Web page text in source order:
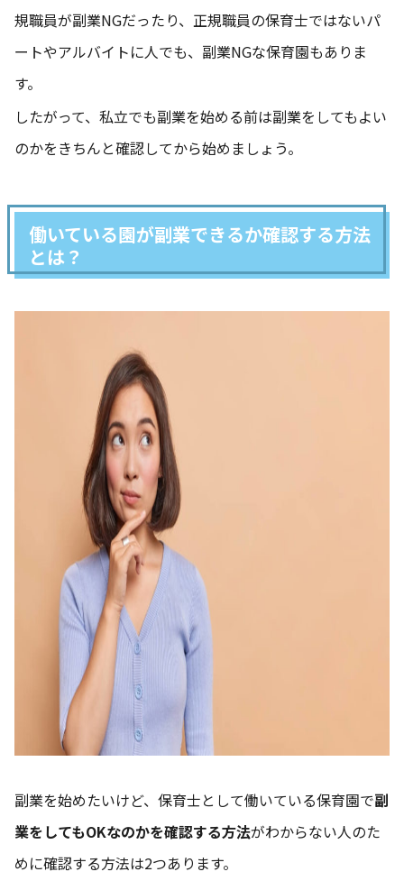
規職員が副業NGだったり、正規職員の保育士ではないパ
ートやアルバイトに人でも、副業NGな保育園もありま
す。
したがって、私立でも副業を始める前は副業をしてもよい
のかをきちんと確認してから始めましょう。
働いている園が副業できるか確認する方法
とは？
副業を始めたいけど、保育士として働いている保育園で副
業をしてもOKなのかを確認する方法がわからない人のた
めに確認する方法は2つあります。